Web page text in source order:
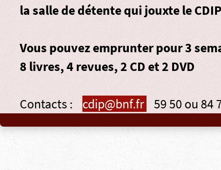
la salle de détente qui jouxte le
Vous pouvez emprunter pour 3
8 livres, 4 revues, 2 CD et 2 DVD
Contacts : cdip@bnf.fr 59 50 ou 84